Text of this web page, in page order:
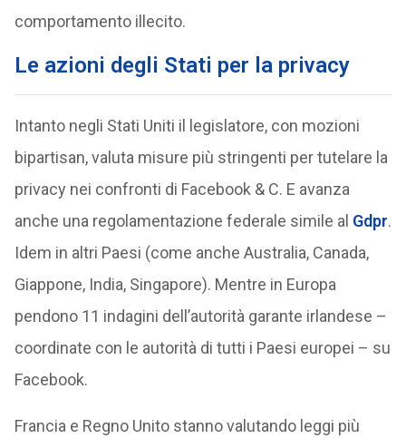
comportamento illecito.
Le azioni degli Stati per la privacy
Intanto negli Stati Uniti il legislatore, con mozioni
bipartisan, valuta misure più stringenti per tutelare la
privacy nei confronti di Facebook & C. E avanza
anche una regolamentazione federale simile al Gdpr.
Idem in altri Paesi (come anche Australia, Canada,
Giappone, India, Singapore). Mentre in Europa
pendono 11 indagini dell’autorità garante irlandese –
coordinate con le autorità di tutti i Paesi europei – su
Facebook.
Francia e Regno Unito stanno valutando leggi più